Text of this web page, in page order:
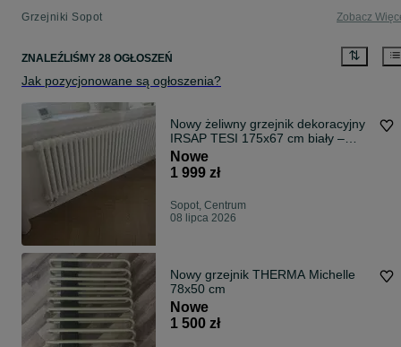
Grzejniki Sopot Zobacz
ZNALEŹLIŚMY 28 OGŁOSZEŃ
Jak pozycjonowane są ogłoszenia?
Nowy żeliwny grzejnik dekoracyjny
IRSAP TESI 175x67 cm biały –
premium, nieużywany klasyczny
styl francuski
Nowe
1 999 zł
Sopot, Centrum
08 lipca 2026
Nowy grzejnik THERMA Michelle
78x50 cm
Nowe
1 500 zł